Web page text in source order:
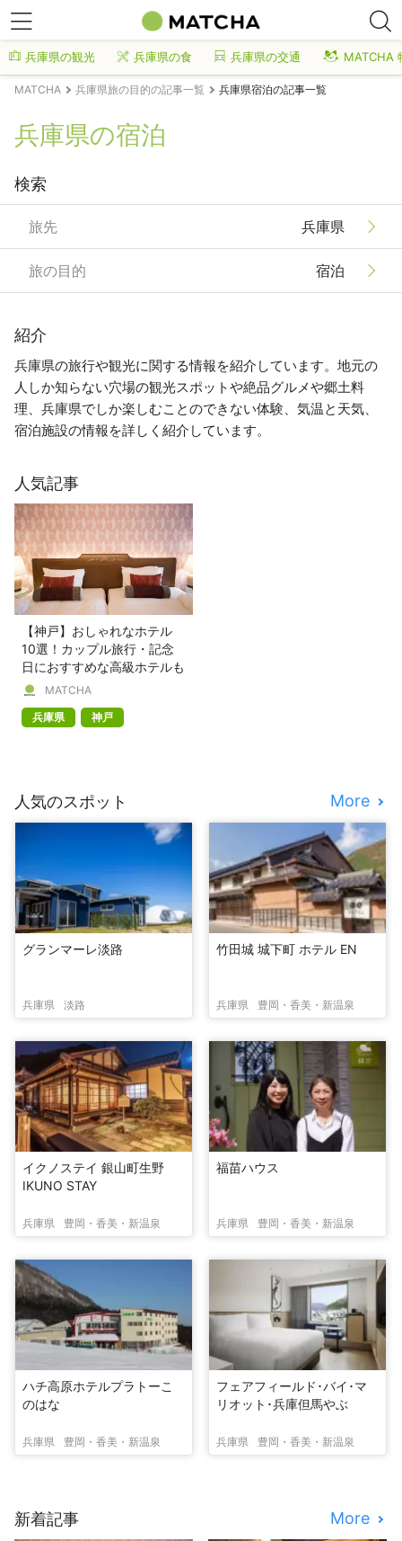
兵庫県の観光 兵庫県の食 兵庫県の交通 MATCHA
MATCHA 兵庫県旅の目的の記事一覧 兵庫県宿泊の記事一覧
兵庫県の宿泊
検索
旅先 兵庫県
旅の目的 宿泊
紹介
兵庫県の旅行や観光に関する情報を紹介しています。地元の
人しか知らない穴場の観光スポットや絶品グルメや郷土料
理、兵庫県でしか楽しむことのできない体験、気温と天気、
宿泊施設の情報を詳しく紹介しています。
人気記事
【神戸】おしゃれなホテル
10選！カップル旅行・記念
日におすすめな高級ホテルも
MATCHA
兵庫県
神戸
人気のスポット More
グランマーレ淡路
兵庫県 淡路
竹田城 城下町 ホテル EN
兵庫県 豊岡・香美・新温泉
イクノステイ 銀山町生野
IKUNO STAY
兵庫県 豊岡・香美・新温泉
福苗ハウス
兵庫県 豊岡・香美・新温泉
ハチ高原ホテルプラトーこ
のはな
兵庫県 豊岡・香美・新温泉
フェアフィールド･バイ･マ
リオット･兵庫但馬やぶ
兵庫県 豊岡・香美・新温泉
新着記事 More